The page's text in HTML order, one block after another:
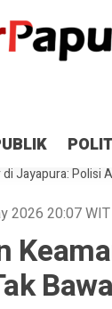
TNI Polri
SMPN 5
Jayapura: Polisi
2026 20:07WIT